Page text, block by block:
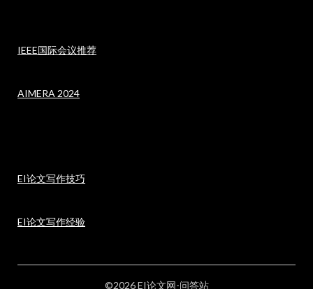
IEEE国际会议推荐
AIMERA 2024
EI论文写作技巧
EI论文写作经验
©2026 EI论文网-问答站